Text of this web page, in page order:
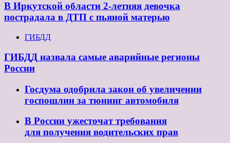
В Иркутской области 2-летняя девочка
пострадала в ДТП с пьяной матерью
ГИБДД
ГИБДД назвала самые аварийные регионы
России
Госдума одобрила закон об увеличении
госпошлин за тюнинг автомобиля
В России ужесточат требования
для получения водительских прав